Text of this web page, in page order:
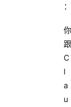
：
你
跟
C
l
a
u